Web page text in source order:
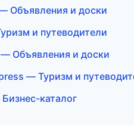
Объявления и доски
и путеводители
Объявления и доски
— Туризм и
каталог